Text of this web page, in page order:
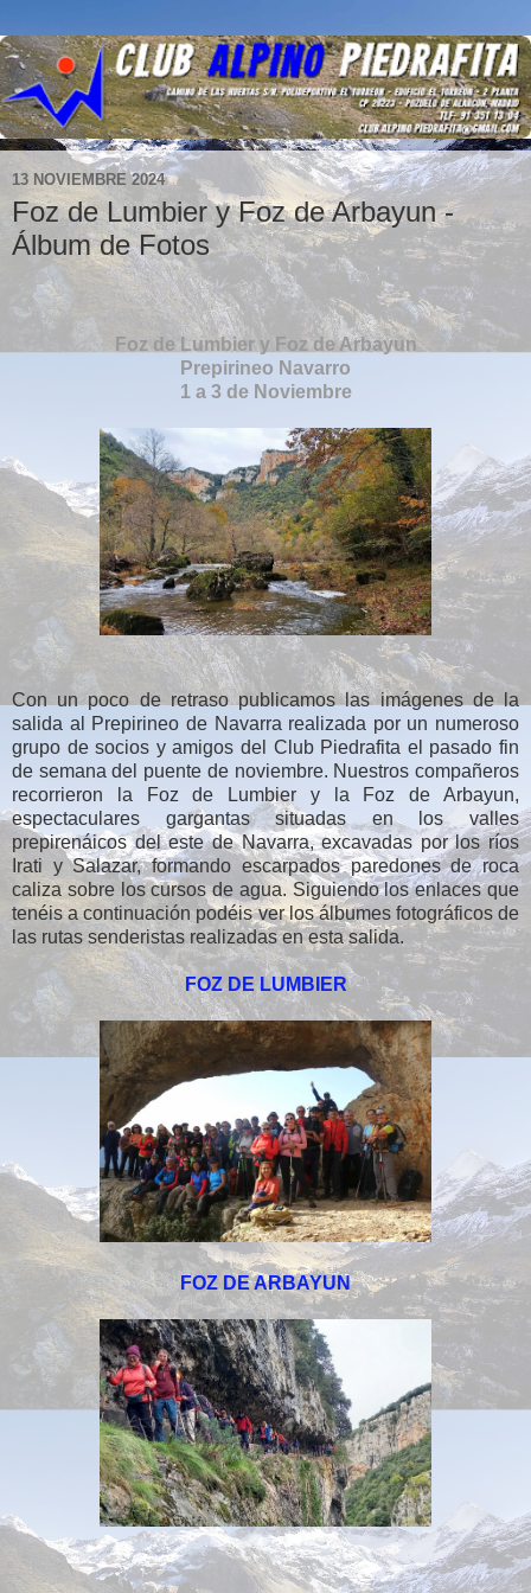
13 NOVIEMBRE 2024
Foz de Lumbier y Foz de Arbayun -
Álbum de Fotos
Foz de Lumbier y Foz de Arbayun
Prepirineo Navarro
1 a 3 de Noviembre
Con un poco de retraso publicamos las imágenes de la
salida al Prepirineo de Navarra realizada por un numeroso
grupo de socios y amigos del Club Piedrafita el pasado fin
de semana del puente de noviembre. Nuestros compañeros
recorrieron la Foz de Lumbier y la Foz de Arbayun,
espectaculares gargantas situadas en los valles
prepirenáicos del este de Navarra, excavadas por los ríos
Irati y Salazar, formando escarpados paredones de roca
caliza sobre los cursos de agua. Siguiendo los enlaces que
tenéis a continuación podéis ver los álbumes fotográficos de
las rutas senderistas realizadas en esta salida.
FOZ DE LUMBIER
FOZ DE ARBAYUN